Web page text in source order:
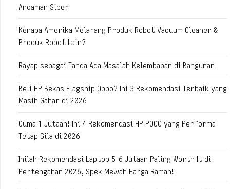
Ancaman Siber
Kenapa Amerika Melarang Produk Robot Vacuum Cleaner &
Produk Robot Lain?
Rayap sebagai Tanda Ada Masalah Kelembapan di Bangunan
Beli HP Bekas Flagship Oppo? Ini 3 Rekomendasi Terbaik yang
Masih Gahar di 2026
Cuma 1 Jutaan! Ini 4 Rekomendasi HP POCO yang Performa
Tetap Gila di 2026
Inilah Rekomendasi Laptop 5-6 Jutaan Paling Worth It di
Pertengahan 2026, Spek Mewah Harga Ramah!